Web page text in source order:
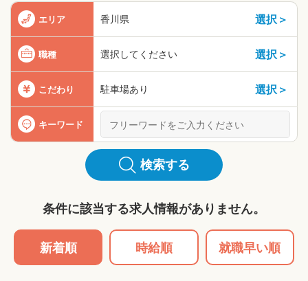
エリア 香川県 選択＞
職種 選択してください 選択＞
こだわり 駐車場あり 選択＞
キーワード
検索する
条件に該当する求人情報がありません。
新着順 時給順 就職早い順